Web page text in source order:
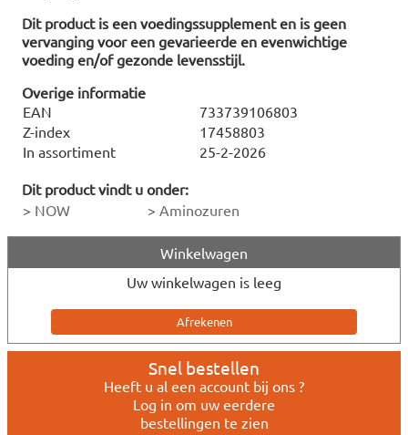
Dit product is een voedingssupplement en is geen
vervanging voor een gevarieerde en evenwichtige
voeding en/of gezonde levensstijl.
Overige informatie
EAN
733739106803
Z-index
17458803
In assortiment
25-2-2026
Dit product vindt u onder:
> NOW > Aminozuren
Winkelwagen
Uw winkelwagen is leeg
Snel bestellen
Heeft u al een account bij ons ?
Log in om uw eerdere
bestellingen te zien